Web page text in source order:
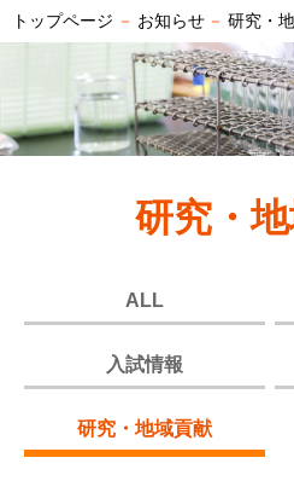
トップページ － お知らせ － 研究・
研究・
ALL
入試情報
研究・地域貢献